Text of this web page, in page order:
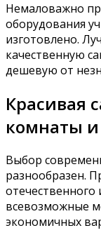
Немаловажно
оборудования
изготовлено.
качественную
дешевую от
Красивая
комнаты и
Выбор
разнообразен.
всевозможные
экономичных